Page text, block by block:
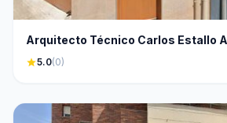
Arquitecto Técnico Carlos Estallo
star5.0(0)